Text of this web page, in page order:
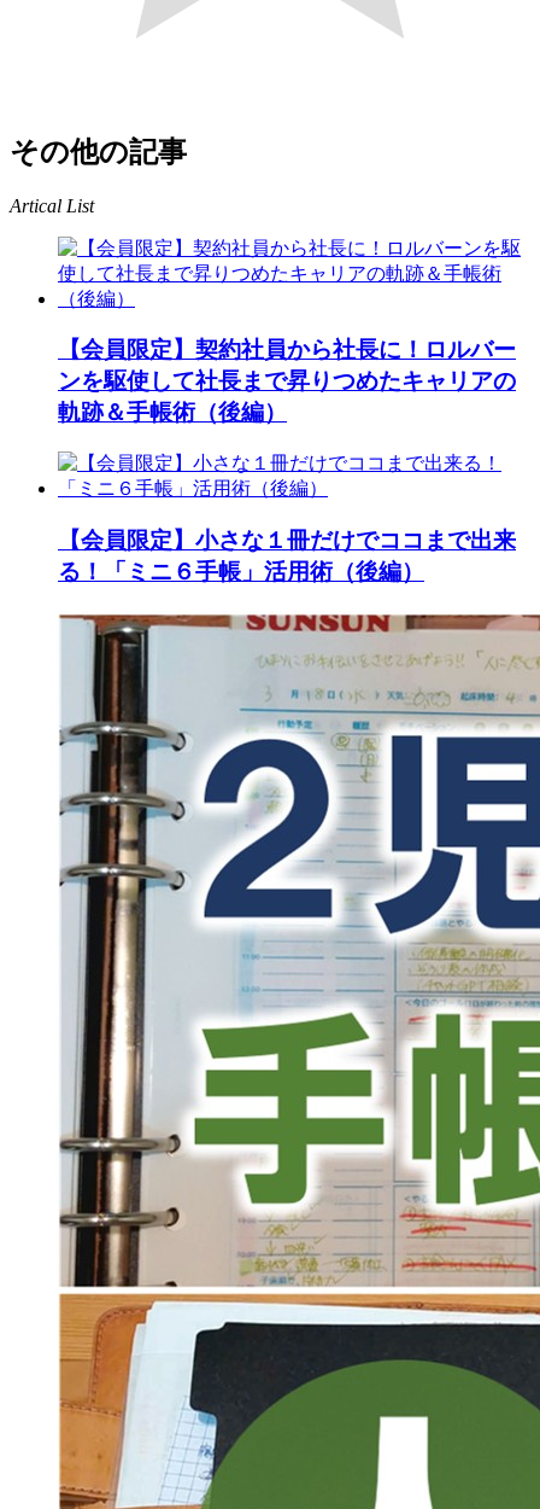
その他の記事
Artical List
【会員限定】契約社員から社長に！ロルバー
ンを駆使して社長まで昇りつめたキャリアの
軌跡＆手帳術（後編）
【会員限定】小さな１冊だけでココまで出来
る！「ミニ６手帳」活用術（後編）